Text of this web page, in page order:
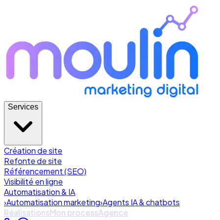
Services
Création de site
Refonte de site
Référencement (SEO)
Visibilité en ligne
Automatisation & IA
›Automatisation marketing›Agents IA & chatbots
RéalisationsMon processAgence